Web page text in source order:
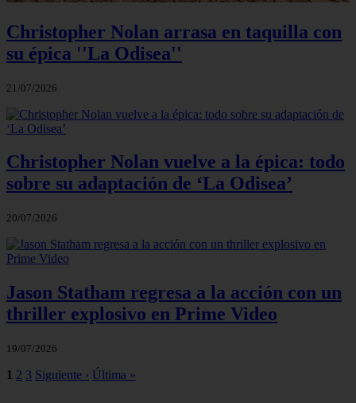
Christopher Nolan arrasa en taquilla con
su épica ''La Odisea''
21/07/2026
Christopher Nolan vuelve a la épica: todo
sobre su adaptación de ‘La Odisea’
20/07/2026
Jason Statham regresa a la acción con un
thriller explosivo en Prime Video
19/07/2026
1 2 3 Siguiente › Última »